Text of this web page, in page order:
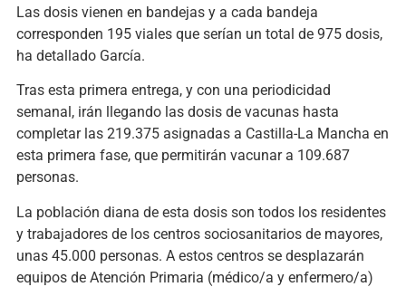
Las dosis vienen en bandejas y a cada bandeja
corresponden 195 viales que serían un total de 975 dosis,
ha detallado García.
Tras esta primera entrega, y con una periodicidad
semanal, irán llegando las dosis de vacunas hasta
completar las 219.375 asignadas a Castilla-La Mancha en
esta primera fase, que permitirán vacunar a 109.687
personas.
La población diana de esta dosis son todos los residentes
y trabajadores de los centros sociosanitarios de mayores,
unas 45.000 personas. A estos centros se desplazarán
equipos de Atención Primaria (médico/a y enfermero/a)